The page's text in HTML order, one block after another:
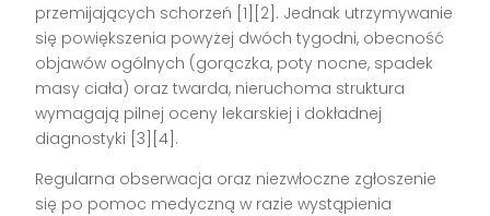
przemijających schorzeń [1][2] . Jednak utrzymywanie
się powiększenia powyżej dwóch tygodni, obecność
objawów ogólnych (gorączka, poty nocne, spadek
masy ciała) oraz twarda, nieruchoma struktura
wymagają pilnej oceny lekarskiej i dokładnej
diagnostyki [3][4] .
Regularna obserwacja oraz niezwłoczne zgłoszenie
się po pomoc medyczną w razie wystąpienia